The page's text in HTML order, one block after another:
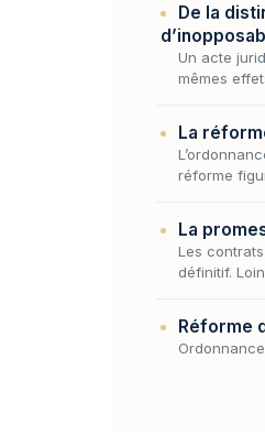
De la
Un acte
mêmes
La
réforme
La
Les
définitif.
Réforme